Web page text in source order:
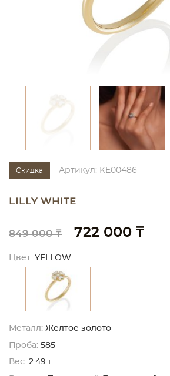
Скидка Артикул: KE00486
LILLY WHITE
849 000 ₸ 722 000 ₸
Цвет: YELLOW
Металл: Желтое золото
Проба: 585
Вес: 2.49 г.